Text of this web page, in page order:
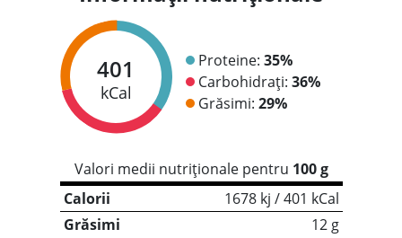
401
kCal
Proteine: 35%
Carbohidrați: 36%
Grăsimi: 29%
Valori medii nutriționale pentru 100 g
Calorii
1678 kj / 401 kCal
Grăsimi
12 g